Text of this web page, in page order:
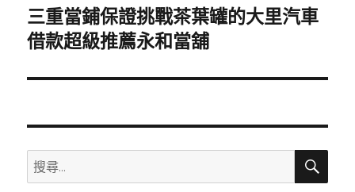
下
一
文
三重當鋪保證挑戰茶葉罐的大里汽車
借款超級推薦永和當舖
搜
尋
搜